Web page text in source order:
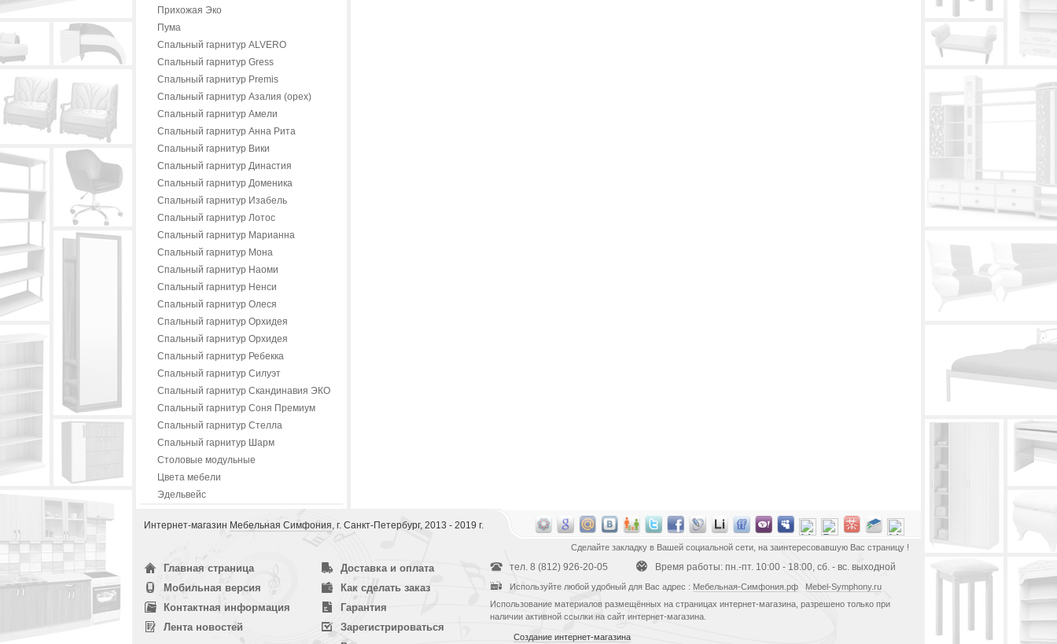
Прихожая Эко
Пума
Спальный гарнитур ALVERO
Спальный гарнитур Gress
Спальный гарнитур Premis
Спальный гарнитур Азалия (орех)
Спальный гарнитур Амели
Спальный гарнитур Анна Рита
Спальный гарнитур Вики
Спальный гарнитур Династия
Спальный гарнитур Доменика
Спальный гарнитур Изабель
Спальный гарнитур Лотос
Спальный гарнитур Марианна
Спальный гарнитур Мона
Спальный гарнитур Наоми
Спальный гарнитур Ненси
Спальный гарнитур Олеся
Спальный гарнитур Орхидея
Спальный гарнитур Орхидея
Спальный гарнитур Ребекка
Спальный гарнитур Силуэт
Спальный гарнитур Скандинавия ЭКО
Спальный гарнитур Соня Премиум
Спальный гарнитур Стелла
Спальный гарнитур Шарм
Столовые модульные
Цвета мебели
Эдельвейс
Интернет-магазин Мебельная Симфония, г. Санкт-Петербург, 2013 - 2019 г.
Главная страница
Мобильная версия
Контактная информация
Лента новостей
Доставка и оплата
Как сделать заказ
Гарантия
Зарегистрироваться
Сделайте закладку в Вашей социальной сети, на заинтересовавшую Вас страницу !
тел. 8 (812) 926-20-05 Время работы: пн.-пт. 10:00 - 18:00, сб. - вс. выходной
Используйте любой удобный для Вас адрес : Мебельная-Симфония.рф
Mebel-Symphony.ru
Использование материалов размещённых на страницах интернет-магазина, разрешено только при
наличии активной ссылки на сайт интернет-магазина.
Создание интернет-магазина